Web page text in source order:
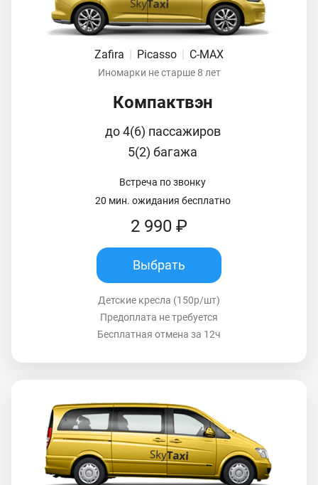
Zafira | Picasso | C-MAX
Иномарки не старше 8 лет
Компактвэн
до 4(6) пассажиров
5(2) багажа
Встреча по звонку
20 мин. ожидания бесплатно
2 990 ₽
Выбрать
Детские кресла (150р/шт)
Предоплата не требуется
Бесплатная отмена за 12ч